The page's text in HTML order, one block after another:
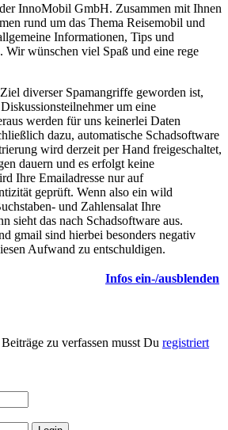
InnoMobil GmbH. Zusammen mit Ihnen
rund um das Thema Reisemobil und
Informationen, Tips und
Wir wünschen viel Spaß und eine rege
diverser Spamangriffe geworden ist,
um eine
werden für uns keinerlei Daten
dazu, automatische Schadsoftware
wird derzeit per Hand freigeschaltet,
dauern und es erfolgt keine
Ihre Emailadresse nur auf
geprüft. Wenn also ein wild
und Zahlensalat Ihre
sieht das nach Schadsoftware aus.
gmail sind hierbei besonders negativ
Aufwand zu entschuldigen.
Infos ein-/ausblenden
zu verfassen musst Du registriert